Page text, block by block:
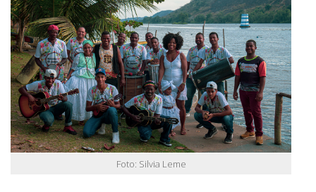
Foto: Silvia Leme